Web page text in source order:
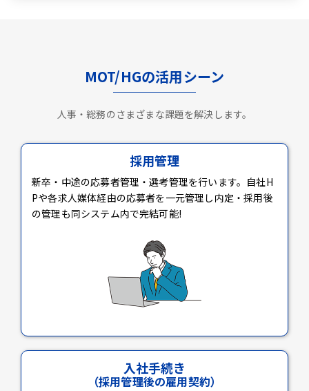
MOT/HGの活用シーン
人事・総務のさまざまな課題を解決します。
採用管理
新卒・中途の応募者管理・選考管理を行います。自社H
Pや各求人媒体経由の応募者を一元管理し内定・採用後
の管理も同システム内で完結可能!
入社手続き
（採用管理後の雇用契約）